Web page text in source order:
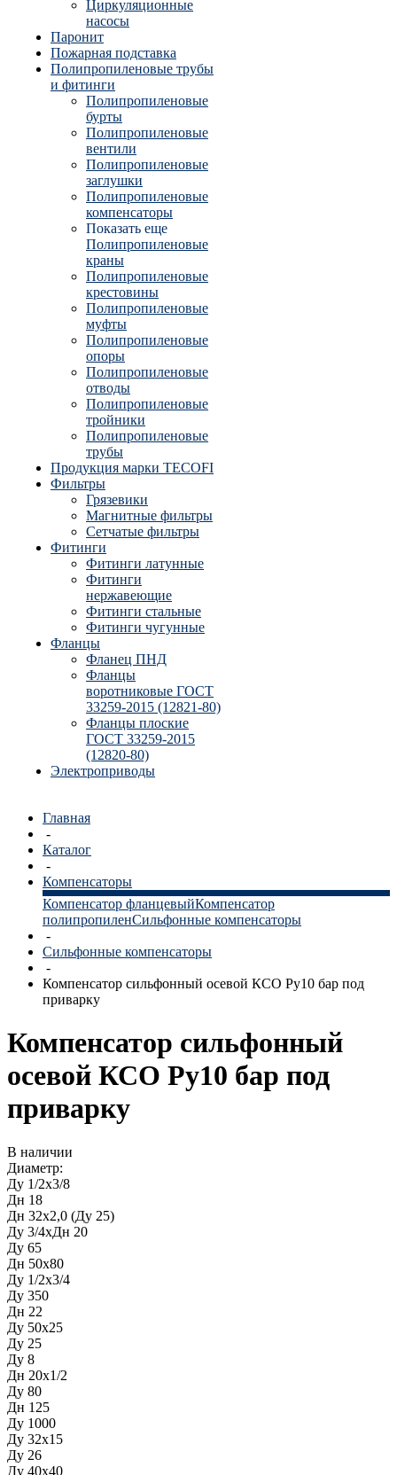
Циркуляционные
насосы
Паронит
Пожарная подставка
Полипропиленовые трубы
и фитинги
Полипропиленовые
бурты
Полипропиленовые
вентили
Полипропиленовые
заглушки
Полипропиленовые
компенсаторы
Показать еще
Полипропиленовые
краны
Полипропиленовые
крестовины
Полипропиленовые
муфты
Полипропиленовые
опоры
Полипропиленовые
отводы
Полипропиленовые
тройники
Полипропиленовые
трубы
Продукция марки TECOFI
Фильтры
Грязевики
Магнитные фильтры
Сетчатые фильтры
Фитинги
Фитинги латунные
Фитинги
нержавеющие
Фитинги стальные
Фитинги чугунные
Фланцы
Фланец ПНД
Фланцы
воротниковые ГОСТ
33259-2015 (12821-80)
Фланцы плоские
ГОСТ 33259-2015
(12820-80)
Электроприводы
Главная
-
Каталог
-
Компенсаторы
Компенсатор фланцевыйКомпенсатор
полипропиленСильфонные компенсаторы
-
Сильфонные компенсаторы
-
Компенсатор сильфонный осевой КСО Ру10 бар под
приварку
Компенсатор сильфонный
осевой КСО Ру10 бар под
приварку
В наличии
Диаметр:
Ду 1/2х3/8
Дн 18
Дн 32х2,0 (Ду 25)
Ду 3/4хДн 20
Ду 65
Дн 50х80
Ду 1/2х3/4
Ду 350
Дн 22
Ду 50х25
Ду 25
Ду 8
Дн 20х1/2
Ду 80
Дн 125
Ду 1000
Ду 32х15
Ду 26
Ду 40х40